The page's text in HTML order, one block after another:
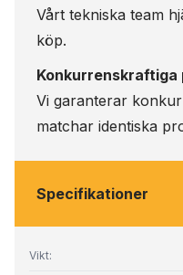
Vårt tekniska team
köp.
Konkurrenskraftiga
Vi garanterar
matchar identiska
Specifikationer
Vikt: